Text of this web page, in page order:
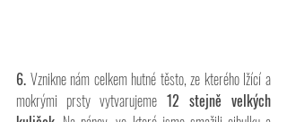
6. Vznikne nám celkem hutné těsto, ze kterého lžící a
mokrými prsty vytvarujeme 12 stejně velkých